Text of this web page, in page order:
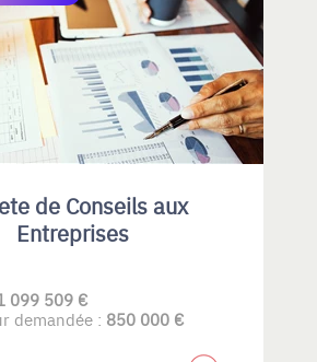
de Conseils aux
Entreprises
099 509 €
demandée : 850 000 €